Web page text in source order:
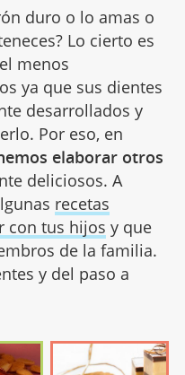
duro o lo amas o
Lo cierto es
menos
ya que sus dientes
desarrollados y
Por eso, en
elaborar otros
deliciosos. A
recetas
con tus hijos y que
de la familia.
y del paso a